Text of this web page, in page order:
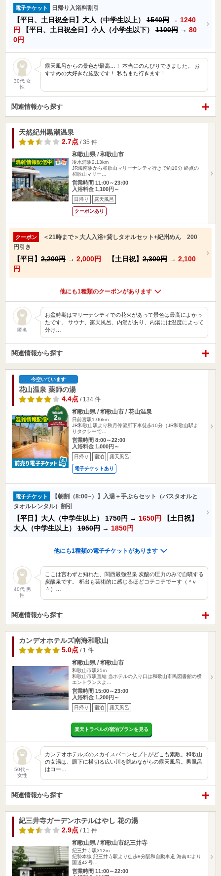
電子チケット 日帰り入浴料割引
【平日、土日祝全日】大人（中学生以上） 1540円 → 1240
円
【平日、土日祝全日】小人（小学生以下） 1100円 → 80
0円
30代 女
性
露天風呂からの景色が最高…！ 本当にのんびりできました。 お
すすめの大好きな施設です！ 私もまた行きます！
関連情報から探す
天然紀州黒潮温泉
2.7点 / 35 件
和歌山県 / 和歌山市
冷水浦駅2.13km
JR海南駅から和歌山マリーナシティ行きで約10分 終点の
和歌山マリー…
営業時間 11:00～23:00
入浴料金 1,100円～
日帰り 露天風呂
クーポンあり
クーポン
＜21時まで＞大人入浴+貸しタオルセット+紀州めん 200
円引き
【平日】 2,200円 → 2,000円 【土日祝】 2,300円 → 2,100
円
他にも1種類のクーポンがあります
匿名
お盆時期はマリーナシティでの花火があって景色は最高によかっ
たです。 サウナ、露天風呂、内湯があり、内湯には温度によって
分け…
関連情報から探す
今空いています
花山温泉 薬師の湯
4.4点 / 134 件
和歌山県 / 和歌山市 / 花山温泉
日前宮駅1.06km
JR和歌山駅より秋月停留所下車徒歩10分（JR和歌山駅よ
りタクシーで…
営業時間 8:00～22:00
入浴料金 1,000円～
日帰り 宿泊 露天風呂
電子チケットあり
電子チケット
【朝割（8:00~）】入湯＋手ぶらセット（バスタオルと
タオルレンタル）割引
【平日】大人（中学生以上） 1750円 → 1650円
【土日祝】
大人（中学生以上） 1950円 → 1850円
他にも1種類の電子チケットがあります
40代 男
性
ここは言わずと知れた、関西最強温泉 炭酸の圧力のみで自噴する
炭酸泉です。 析出も芸術的に感じるほどコテコテでーす（＾ν
＾）…
関連情報から探す
カンデオホテルズ南海和歌山
5.0点 / 1 件
和歌山県 / 和歌山市
和歌山市駅25m
和歌山市駅直結 当ホテルの入り口は和歌山市民図書館の横
エントランスよ…
営業時間 15:00～23:00
入浴料金 1,200円～
日帰り 宿泊 露天風呂
楽天トラベルの宿泊プランを見る
50代～
女性
カンデオホテルズのスカイスパコンセプトがどこも素敵。和歌山
の女湯は、眼下に横切る広い川を眺めながらの露天風呂。男風呂
はコー…
関連情報から探す
紀三井寺ガーデンホテルはやし 花の湯
2.9点 / 11 件
和歌山県 / 和歌山市紀三井寺
紀三井寺駅312m
紀勢本線 紀三井寺駅より徒歩8分阪和自動車道 海南ICより
国道42号…
営業時間 11:00～22:00